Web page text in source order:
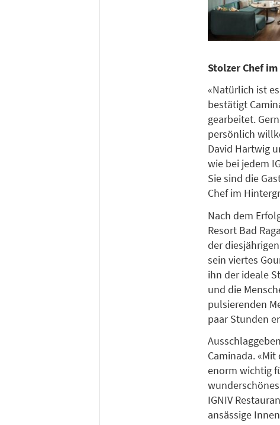
Stolzer Chef
«Natürlich ist
bestätigt
gearbeitet.
persönlich
David Hartwig
wie bei jedem
Sie sind die
Chef im
Nach dem
Resort Bad
der
sein viertes
ihn der ideale
und die
pulsierenden
paar Stunden
Caminada.
enorm wichtig
IGNIV
ansässige